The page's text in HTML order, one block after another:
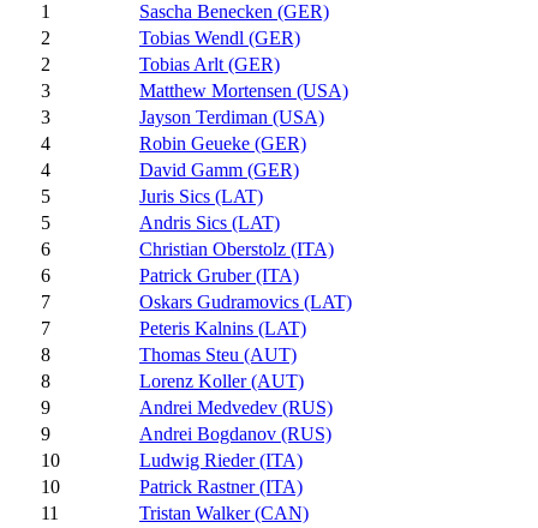
1
Sascha Benecken (GER)
2
Tobias Wendl (GER)
2
Tobias Arlt (GER)
3
Matthew Mortensen (USA)
3
Jayson Terdiman (USA)
4
Robin Geueke (GER)
4
David Gamm (GER)
5
Juris Sics (LAT)
5
Andris Sics (LAT)
6
Christian Oberstolz (ITA)
6
Patrick Gruber (ITA)
7
Oskars Gudramovics (LAT)
7
Peteris Kalnins (LAT)
8
Thomas Steu (AUT)
8
Lorenz Koller (AUT)
9
Andrei Medvedev (RUS)
9
Andrei Bogdanov (RUS)
10
Ludwig Rieder (ITA)
10
Patrick Rastner (ITA)
11
Tristan Walker (CAN)